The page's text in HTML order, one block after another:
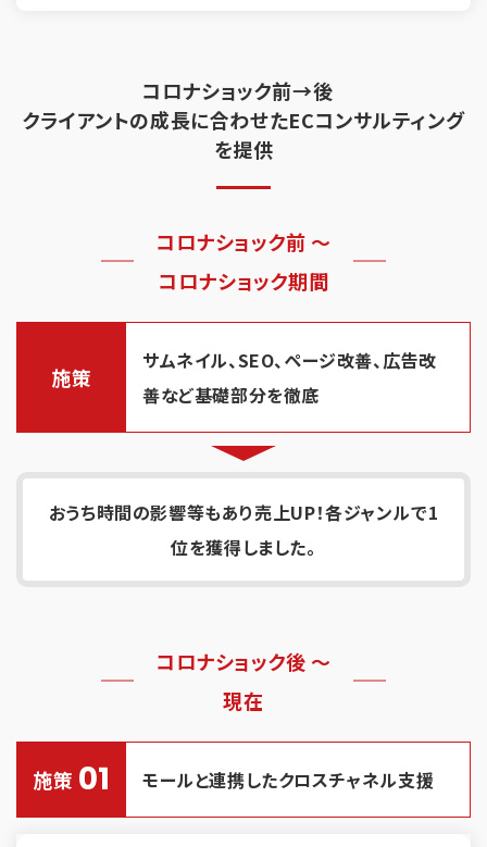
コロナショック前→後
クライアントの成長に合わせたECコンサルティング
を提供
コロナショック前 〜
コロナショック期間
施策
サムネイル、SEO、ページ改善、広告改
善など基礎部分を徹底
おうち時間の影響等もあり売上UP！各ジャンルで1
位を獲得しました。
コロナショック後 〜
現在
施策 01 モールと連携したクロスチャネル支援